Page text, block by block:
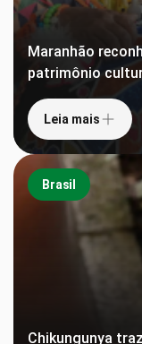
Maranhão
patrimônio
Leia mais
Brasil
Chikungunya